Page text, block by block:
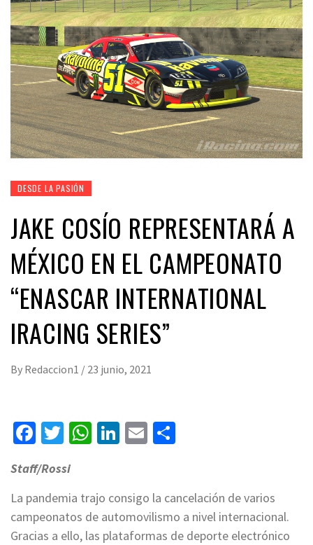
DESDE LA PASIÓN
JAKE COSÍO REPRESENTARÁ A
MÉXICO EN EL CAMPEONATO
“ENASCAR INTERNATIONAL
IRACING SERIES”
By Redaccion1 / 23 junio, 2021
Facebook
Twitter
WhatsApp
LinkedIn
Email
Staff/Rossi
La pandemia trajo consigo la cancelación de varios
campeonatos de automovilismo a nivel internacional.
Gracias a ello, las plataformas de deporte electrónico